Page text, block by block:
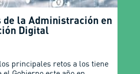
de la Administración en
Digital
principales retos a los tiene